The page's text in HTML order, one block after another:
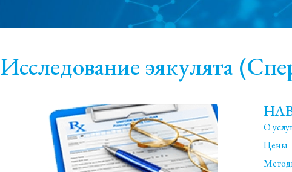
Исследование эякулята
О
Цены